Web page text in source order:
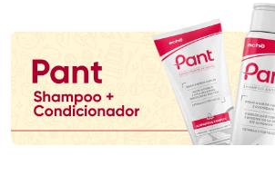
Promoção em Destaque